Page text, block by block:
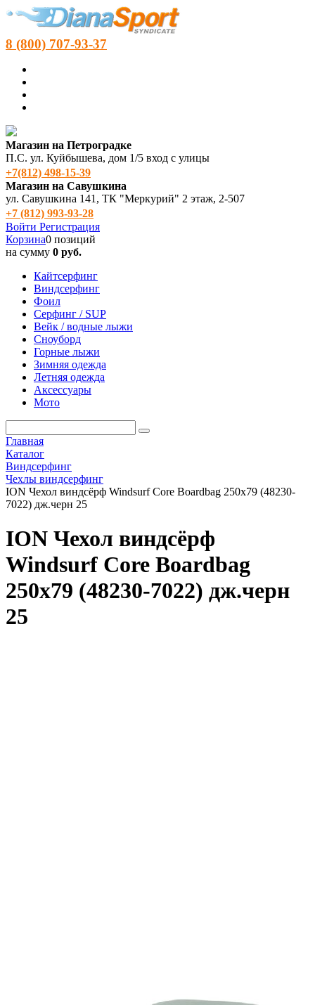
8 (800) 707-93-37
Магазин на Петроградке
П.С. ул. Куйбышева, дом 1/5 вход с улицы
+7(812) 498‑15-39
Магазин на Савушкина
ул. Савушкина 141, ТК "Меркурий" 2 этаж, 2-507
+7 (812) 993-93-28
Войти Регистрация
Корзина0 позиций
на сумму 0 руб.
Кайтсерфинг
Виндсерфинг
Фоил
Серфинг / SUP
Вейк / водные лыжи
Сноуборд
Горные лыжи
Зимняя одежда
Летняя одежда
Аксессуары
Мото
Главная
Каталог
Виндсерфинг
Чехлы виндсерфинг
ION Чехол виндсёрф Windsurf Core Boardbag 250x79 (48230-
7022) дж.черн 25
ION Чехол виндсёрф
Windsurf Core Boardbag
250x79 (48230-7022) дж.черн
25